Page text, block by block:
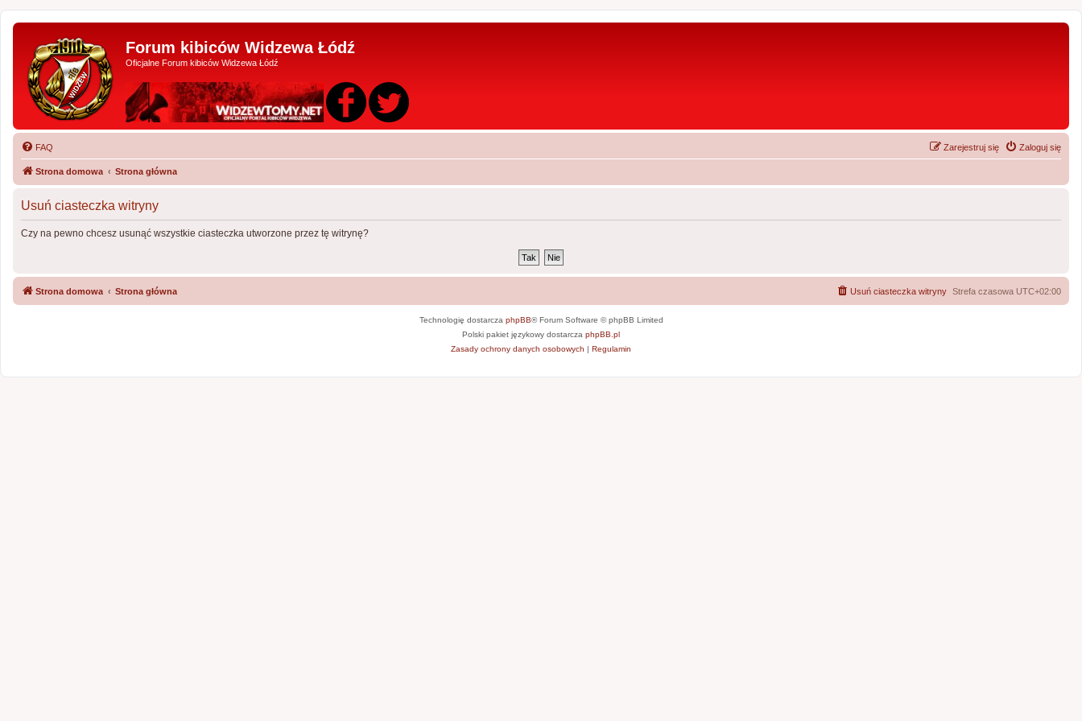
Forum kibiców Widzewa Łódź
Oficjalne Forum kibiców Widzewa Łódź
FAQ Zaloguj się
Zarejestruj się
Strona domowa Strona główna
Usuń ciasteczka witryny
Czy na pewno chcesz usunąć wszystkie ciasteczka utworzone przez tę witrynę?
Strona domowa Strona główna Strefa czasowa UTC+02:00
Usuń ciasteczka witryny
Technologię dostarcza phpBB® Forum Software © phpBB Limited
Polski pakiet językowy dostarcza phpBB.pl
Zasady ochrony danych osobowych | Regulamin